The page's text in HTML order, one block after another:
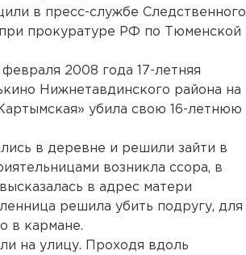
в пресс-службе Следственного
прокуратуре РФ по Тюменской
2008 года 17-летняя
Нижнетавдинского района на
убила свою 16-летнюю
в деревне и решили зайти в
возникла ссора, в
в адрес матери
решила убить подругу, для
в кармане.
на улицу. Проходя вдоль